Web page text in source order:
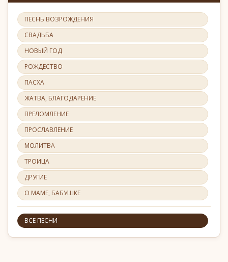
ПЕСНЬ ВОЗРОЖДЕНИЯ
СВАДЬБА
НОВЫЙ ГОД
РОЖДЕСТВО
ПАСХА
ЖАТВА, БЛАГОДАРЕНИЕ
ПРЕЛОМЛЕНИЕ
ПРОСЛАВЛЕНИЕ
МОЛИТВА
ТРОИЦА
ДРУГИЕ
О МАМЕ, БАБУШКЕ
ВСЕ ПЕСНИ